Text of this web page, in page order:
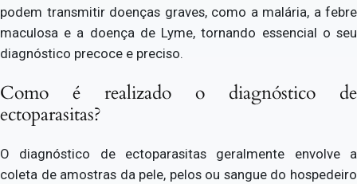
podem transmitir doenças graves, como a malária, a febre
maculosa e a doença de Lyme, tornando essencial o seu
diagnóstico precoce e preciso.
Como é realizado o diagnóstico de
ectoparasitas?
O diagnóstico de ectoparasitas geralmente envolve a
coleta de amostras da pele, pelos ou sangue do hospedeiro